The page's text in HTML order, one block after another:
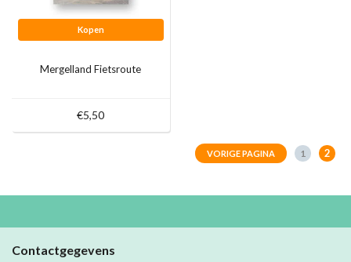
Kopen
Mergelland Fietsroute
€5,50
VORIGE PAGINA 1 2
Contactgegevens